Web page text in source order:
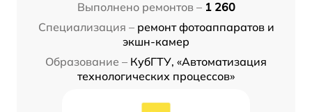
Выполнено ремонтов – 1 260
Специализация – ремонт фотоаппаратов и
экшн-камер
Образование – КубГТУ, «Автоматизация
технологических процессов»